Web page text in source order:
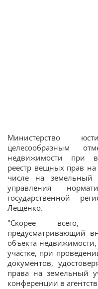
Министерство
целесообразным
недвижимости при
реестр вещных прав
числе на земельный
управления
государственной
Лещенко.
"Скорее всего,
предусматривающий
объекта
участке, при
документов,
права на земельный
конференции в